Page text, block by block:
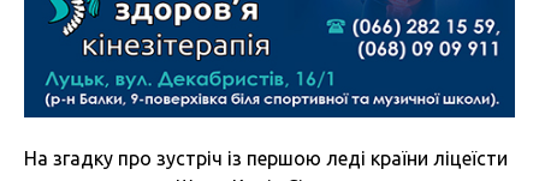
На згадку про зустріч із першою леді країни ліцеїсти